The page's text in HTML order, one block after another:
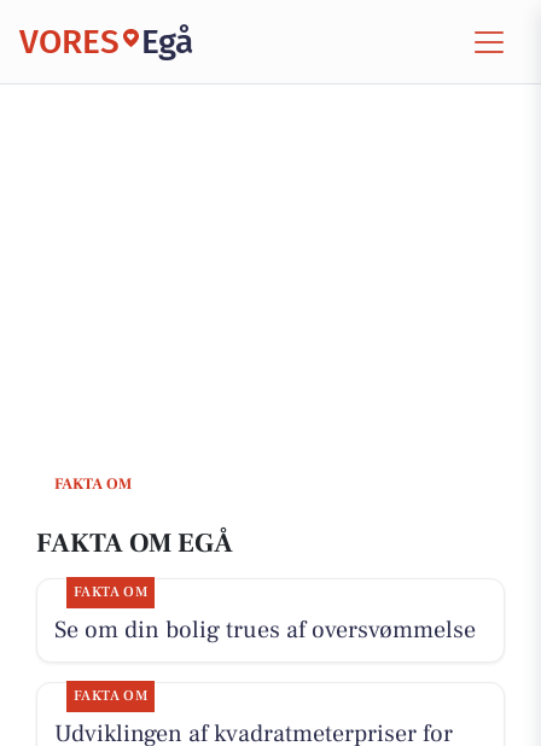
VORES Egå
FAKTA OM
FAKTA OM EGÅ
FAKTA OM
Se om din bolig trues af oversvømmelse
FAKTA OM
Udviklingen af kvadratmeterpriser for